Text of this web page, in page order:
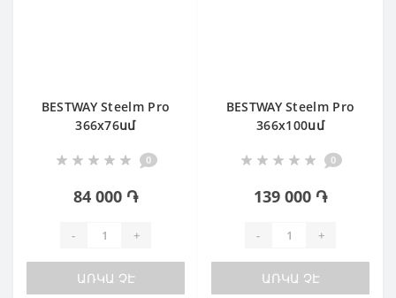
BESTWAY Steelm Pro
366х76սմ
0
84 000 ֏
- +
ԱՌԿԱ ՉԷ
BESTWAY Steelm Pro
366х100սմ
0
139 000 ֏
- +
ԱՌԿԱ ՉԷ